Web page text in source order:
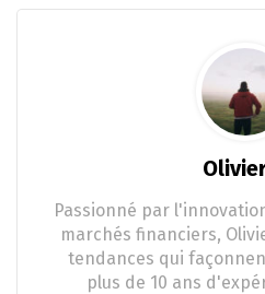
Passionné par
marchés financiers,
tendances qui
plus de 10 ans